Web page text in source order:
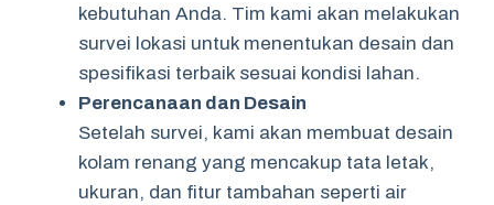
kebutuhan Anda. Tim kami akan melakukan
survei lokasi untuk menentukan desain dan
spesifikasi terbaik sesuai kondisi lahan.
Perencanaan dan Desain
Setelah survei, kami akan membuat desain
kolam renang yang mencakup tata letak,
ukuran, dan fitur tambahan seperti air